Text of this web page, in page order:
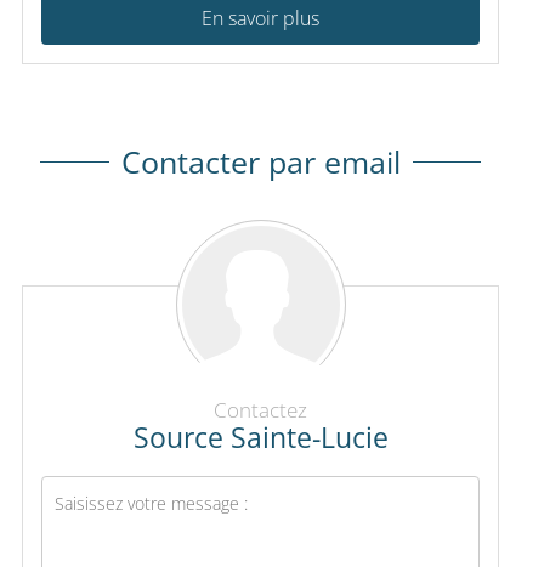
En savoir plus
Contacter par email
Contactez
Source Sainte-Lucie